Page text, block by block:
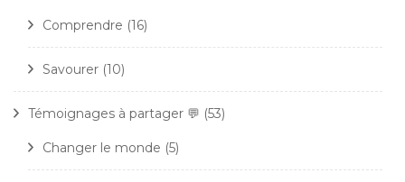
Comprendre (16)
Savourer (10)
Témoignages à partager 💬 (53)
Changer le monde (5)